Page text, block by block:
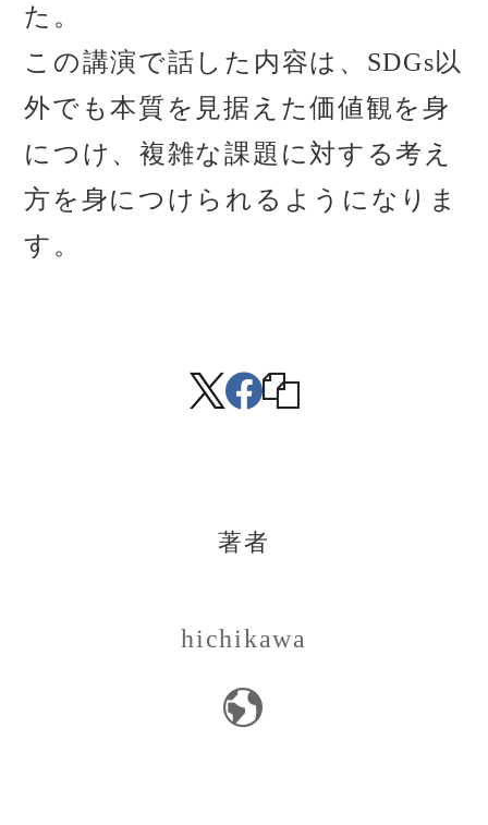
た。
この講演で話した内容は、SDGs以
外でも本質を見据えた価値観を身
につけ、複雑な課題に対する考え
方を身につけられるようになりま
す。
著者
hichikawa